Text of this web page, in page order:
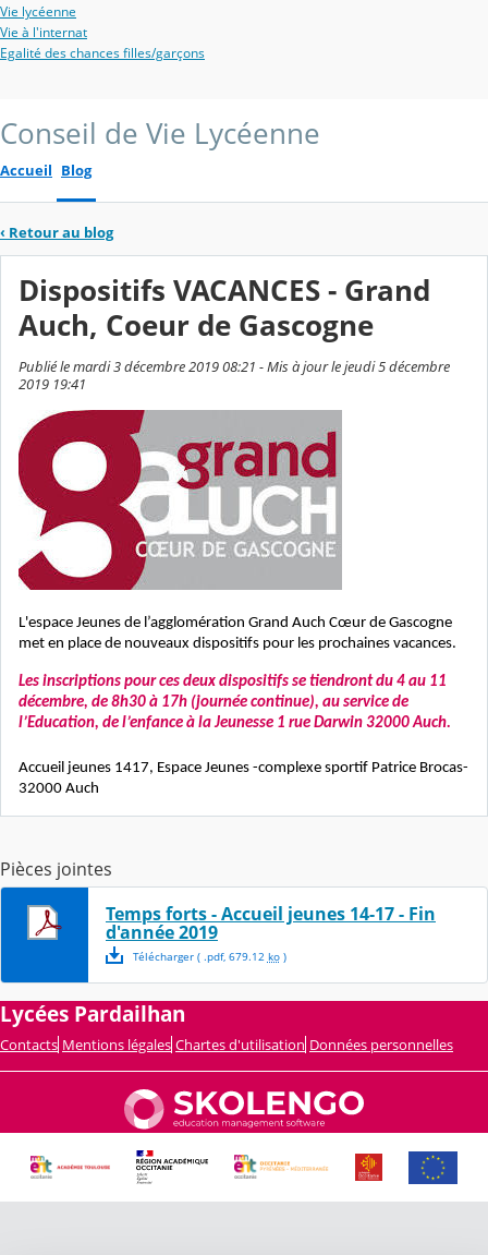
Vie lycéenne
Vie à l'internat
Egalité des chances filles/garçons
Conseil de Vie Lycéenne
Accueil Blog
‹ Retour au blog
Dispositifs VACANCES - Grand
Auch, Coeur de Gascogne
Publié le mardi 3 décembre 2019 08:21 - Mis à jour le jeudi 5 décembre
2019 19:41
L'espace Jeunes de l’agglomération Grand Auch Cœur de Gascogne
met en place de nouveaux dispositifs pour les prochaines vacances.
Les inscriptions pour ces deux dispositifs se tiendront du 4 au 11
décembre, de 8h30 à 17h (journée continue), au service de
l’Education, de l’enfance à la Jeunesse 1 rue Darwin 32000 Auch.
Accueil jeunes 1417, Espace Jeunes -complexe sportif Patrice Brocas-
32000 Auch
Pièces jointes
Temps forts - Accueil jeunes 14-17 - Fin
d'année 2019
Télécharger( .pdf, 679.12 ko)
Lycées Pardailhan
Contacts Mentions légales Chartes d'utilisation Données personnelles